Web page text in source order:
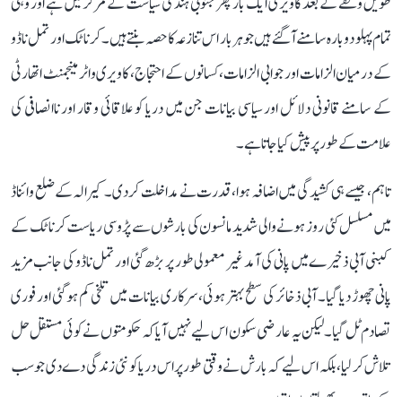
تمام پہلو دوبارہ سامنے آ گئے ہیں جو ہر بار اس تنازعہ کا حصہ بنتے ہیں۔ کرناٹک اور تمل ناڈو
کے درمیان الزامات اور جوابی الزامات، کسانوں کے احتجاج، کاویری واٹر مینجمنٹ اتھارٹی
کے سامنے قانونی دلائل اور سیاسی بیانات جن میں دریا کو علاقائی وقار اور ناانصافی کی
علامت کے طور پر پیش کیا جاتا ہے۔
تاہم، جیسے ہی کشیدگی میں اضافہ ہوا، قدرت نے مداخلت کر دی۔ کیرالہ کے ضلع وائناڈ
میں مسلسل کئی روز ہونے والی شدید مانسون کی بارشوں سے پڑوسی ریاست کرناٹک کے
کبنی آبی ذخیرے میں پانی کی آمد غیر معمولی طور پر بڑھ گئی اور تمل ناڈو کی جانب مزید
پانی چھوڑ دیا گیا۔ آبی ذخائر کی سطح بہتر ہوئی، سرکاری بیانات میں تلخی کم ہو گئی اور فوری
تصادم ٹل گیا۔ لیکن یہ عارضی سکون اس لیے نہیں آیا کہ حکومتوں نے کوئی مستقل حل
تلاش کر لیا، بلکہ اس لیے کہ بارش نے وقتی طور پر اس دریا کو نئی زندگی دے دی جو سب